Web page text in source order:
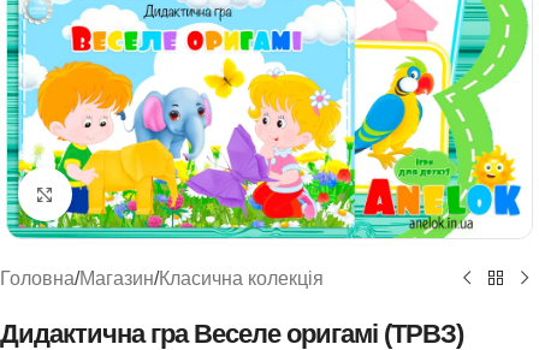
Натисніть, щоб збільшити
Головна/Магазин/Класична колекція
Дидактична гра Веселе оригамі (ТРВЗ)